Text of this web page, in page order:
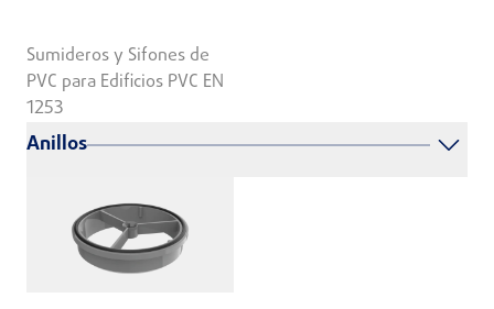
Sumideros y Sifones de
PVC para Edificios PVC EN
1253
Anillos